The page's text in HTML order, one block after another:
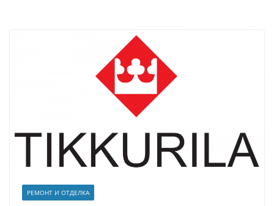
РЕМОНТ И ОТДЕЛКА